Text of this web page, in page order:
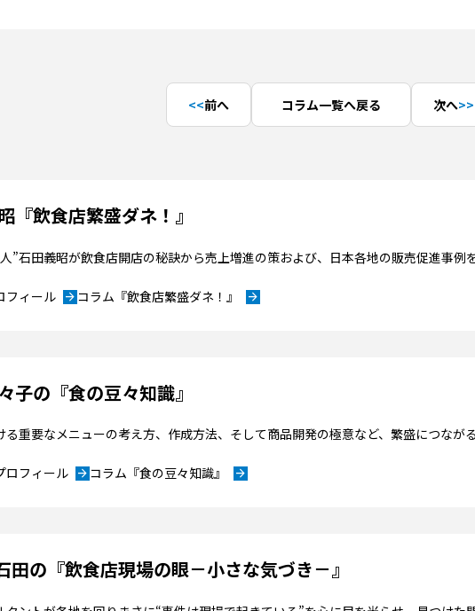
前へ コラム一覧へ戻る 次へ
『飲食店繁盛ダネ！』
”石田義昭が飲食店開店の秘訣から売上増進の策および、日本各地の販売促進事例
フィール arrow_forward コラム『飲食店繁盛ダネ！』 arrow_forward
子の『食の豆々知識』
る重要なメニューの考え方、作成方法、そして商品開発の極意など、繁盛につなが
ロフィール arrow_forward コラム『食の豆々知識』 arrow_forward
田の『飲食店現場の眼－小さな気づき－』